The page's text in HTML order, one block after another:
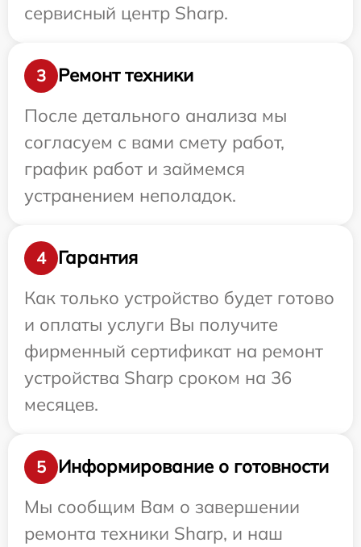
сервисный центр Sharp.
3
Ремонт техники
После детального анализа мы
согласуем с вами смету работ,
график работ и займемся
устранением неполадок.
4
Гарантия
Как только устройство будет готово
и оплаты услуги Вы получите
фирменный сертификат на ремонт
устройства Sharp сроком на 36
месяцев.
5
Информирование о готовности
Мы сообщим Вам о завершении
ремонта техники Sharp, и наш